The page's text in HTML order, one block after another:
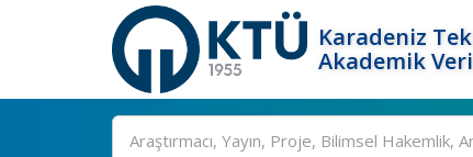
Karadeniz
Akademik
Ara